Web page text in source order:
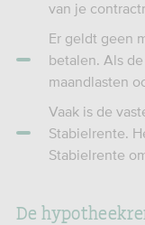
van je
Er geldt geen
betalen. Als
maandlasten
Vaak is de
Stabielrente.
Stabielrente
De